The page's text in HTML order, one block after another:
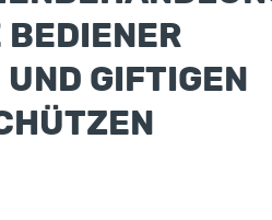
BEDIENER
GIFTIGEN